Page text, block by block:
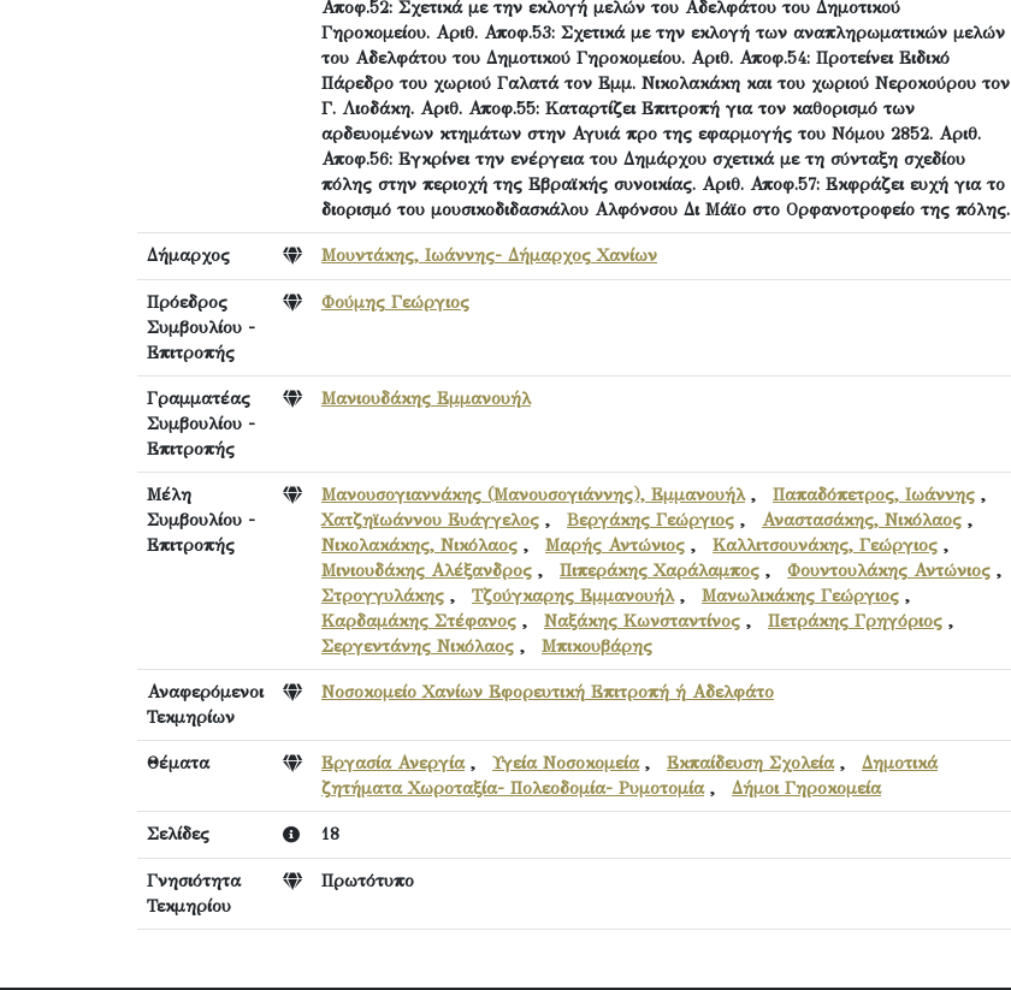
Αποφ.52: Σχετικά με την εκλογή μελών του Αδελφάτου του Δημοτικού
Γηροκομείου. Αριθ. Αποφ.53: Σχετικά με την εκλογή των αναπληρωματικών μελών
του Αδελφάτου του Δημοτικού Γηροκομείου. Αριθ. Αποφ.54: Προτείνει Ειδικό
Πάρεδρο του χωριού Γαλατά τον Εμμ. Νικολακάκη και του χωριού Νεροκούρου τον
Γ. Λιοδάκη. Αριθ. Αποφ.55: Καταρτίζει Επιτροπή για τον καθορισμό των
αρδευομένων κτημάτων στην Αγυιά προ της εφαρμογής του Νόμου 2852. Αριθ.
Αποφ.56: Εγκρίνει την ενέργεια του Δημάρχου σχετικά με τη σύνταξη σχεδίου
πόλης στην περιοχή της Εβραϊκής συνοικίας. Αριθ. Αποφ.57: Εκφράζει ευχή για το
διορισμό του μουσικοδιδασκάλου Αλφόνσου Δι Μάϊο στο Ορφανοτροφείο της πόλης.
Δήμαρχος Μουντάκης, Ιωάννης- Δήμαρχος Χανίων
Πρόεδρος
Συμβουλίου -
Επιτροπής
Φούμης Γεώργιος
Γραμματέας
Συμβουλίου -
Επιτροπής
Μανιουδάκης Εμμανουήλ
Μέλη
Συμβουλίου -
Επιτροπής
Μανουσογιαννάκης (Μανουσογιάννης), Εμμανουήλ, Παπαδόπετρος, Ιωάννης ,
Χατζηϊωάννου Ευάγγελος , Βεργάκης Γεώργιος , Αναστασάκης, Νικόλαος ,
Νικολακάκης, Νικόλαος , Μαρής Αντώνιος , Καλλιτσουνάκης, Γεώργιος ,
Μινιουδάκης Αλέξανδρος , Πιπεράκης Χαράλαμπος , Φουντουλάκης Αντώνιος ,
Στρογγυλάκης , Τζούγκαρης Εμμανουήλ, Μανωλικάκης Γεώργιος ,
Καρδαμάκης Στέφανος , Ναξάκης Κωνσταντίνος , Πετράκης Γρηγόριος ,
Σεργεντάνης Νικόλαος , Μπικουβάρης
Αναφερόμενοι
Τεκμηρίων
Νοσοκομείο Χανίων Εφορευτική Επιτροπή ή Αδελφάτο
Θέματα Εργασία Ανεργία, Υγεία Νοσοκομεία, Εκπαίδευση Σχολεία, Δημοτικά
ζητήματα Χωροταξία- Πολεοδομία- Ρυμοτομία, Δήμοι Γηροκομεία
Σελίδες 18
Γνησιότητα
Τεκμηρίου
Πρωτότυπο